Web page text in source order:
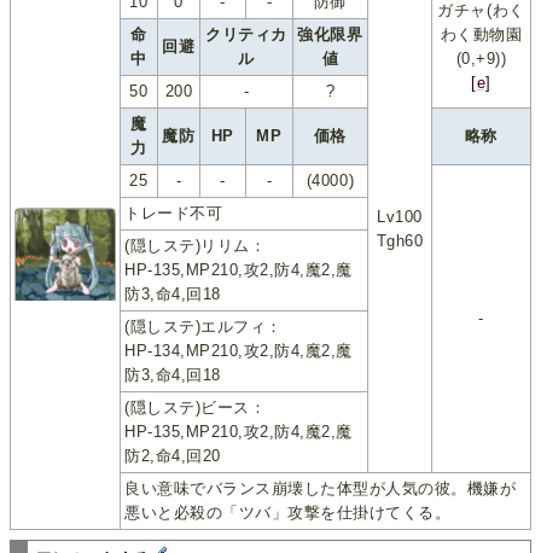
Lv100
Tgh60
ガチャ(わく
わく動物園
(0,+9))
[e]
命
中
回避
クリティカ
ル
強化限界
値
50
200 -
?
魔
力
魔防 HP MP 価格 略称
25 - - - (4000)
-
トレード不可
(隠しステ)リリム：
HP-135,MP210,攻2,防4,魔2,魔
防3,命4,回18
(隠しステ)エルフィ：
HP-134,MP210,攻2,防4,魔2,魔
防3,命4,回18
(隠しステ)ビース：
HP-135,MP210,攻2,防4,魔2,魔
防2,命4,回20
良い意味でバランス崩壊した体型が人気の彼。機嫌が
悪いと必殺の「ツバ」攻撃を仕掛けてくる。